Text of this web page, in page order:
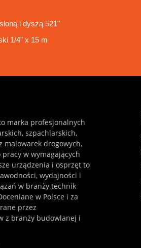
i dyszą 521"
1/4" x 15 m
to marka profesjonalnych
szpachlarskich,
malowarek drogowych,
w wymagających
urządzenia i osprzęt to
wydajności i
w branży technik
w Polsce i za
przez
z branży budowlanej i